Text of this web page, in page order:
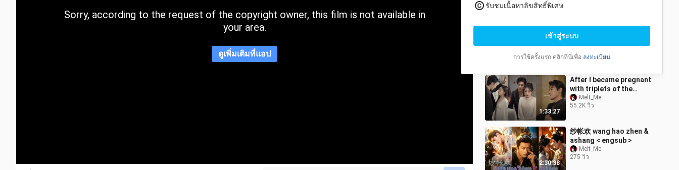
Sorry, according to the request of the copyright owner, this film is not available in
your area.
ดูเพิ่มเติมที่แอป
ทั้งหมด อนิเมะ
19:50
ละครครอบครัวสิงคโปร์ยุค
เก่า “ดาวคู่” (ภาคแรก)
นางเอกช่างน่าสงสาร ทุ่มเท
ให้กับหน้าที่การงานจนทำ
gongsanjiao
2 วิว
1:33:27
After I became pregnant
with triplets of the
infertile CEO, I was
spoiled by him like a
Melt_Me
55.2K วิว
2:30:38
纱帐欢 wang hao zhen &
ashang < engsub >
Melt_Me
275 วิว